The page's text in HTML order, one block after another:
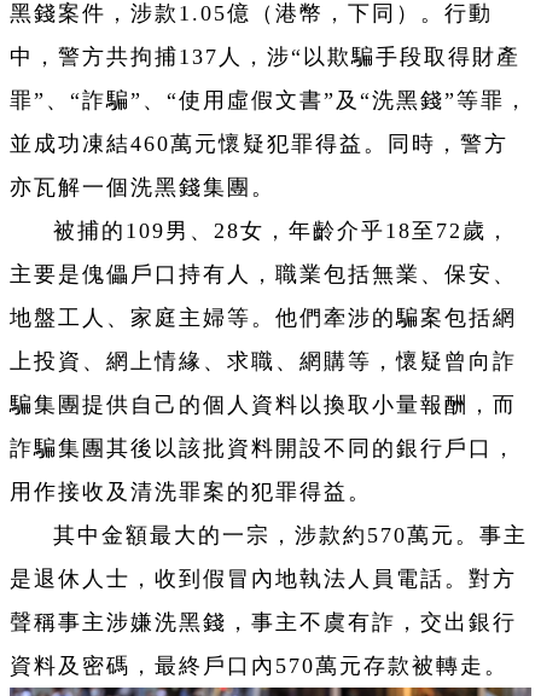
黑錢案件，涉款1.05億（港幣，下同）。行動
中，警方共拘捕137人，涉“以欺騙手段取得財產
罪”、“詐騙”、“使用虛假文書”及“洗黑錢”等罪，
並成功凍結460萬元懷疑犯罪得益。同時，警方
亦瓦解一個洗黑錢集團。
被捕的109男、28女，年齡介乎18至72歲，
主要是傀儡戶口持有人，職業包括無業、保安、
地盤工人、家庭主婦等。他們牽涉的騙案包括網
上投資、網上情緣、求職、網購等，懷疑曾向詐
騙集團提供自己的個人資料以換取小量報酬，而
詐騙集團其後以該批資料開設不同的銀行戶口，
用作接收及清洗罪案的犯罪得益。
其中金額最大的一宗，涉款約570萬元。事主
是退休人士，收到假冒內地執法人員電話。對方
聲稱事主涉嫌洗黑錢，事主不虞有詐，交出銀行
資料及密碼，最終戶口內570萬元存款被轉走。